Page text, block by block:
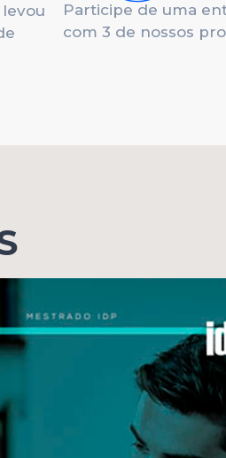
Participe de uma
com 3 de nossos